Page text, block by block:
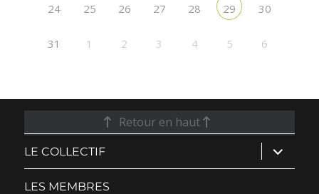
24 25 26 27 28 29 30
31 1 2 3 4 5 6
Retour en haut
LE COLLECTIF ouvrir
le
sous-
LES MEMBRES